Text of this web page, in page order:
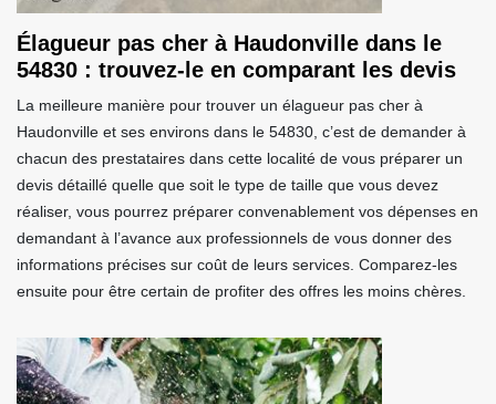
Élagueur pas cher à Haudonville dans le
54830 : trouvez-le en comparant les devis
La meilleure manière pour trouver un élagueur pas cher à
Haudonville et ses environs dans le 54830, c’est de demander à
chacun des prestataires dans cette localité de vous préparer un
devis détaillé quelle que soit le type de taille que vous devez
réaliser, vous pourrez préparer convenablement vos dépenses en
demandant à l’avance aux professionnels de vous donner des
informations précises sur coût de leurs services. Comparez-les
ensuite pour être certain de profiter des offres les moins chères.